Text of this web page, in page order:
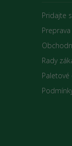
Pridajte
Rady